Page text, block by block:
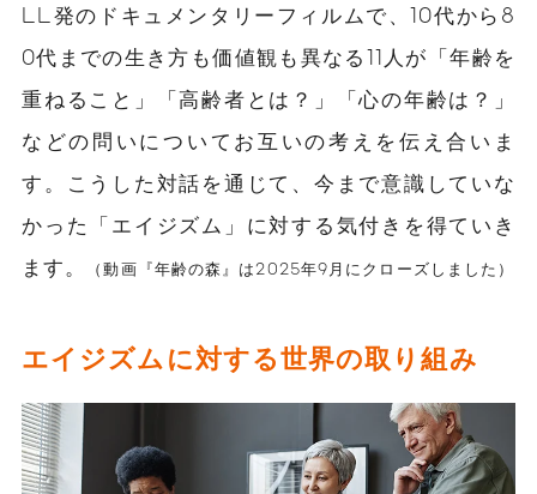
LL発のドキュメンタリーフィルムで、10代から8
0代までの生き方も価値観も異なる11人が「年齢を
重ねること」「高齢者とは？」「心の年齢は？」
などの問いについてお互いの考えを伝え合いま
す。こうした対話を通じて、今まで意識していな
かった「エイジズム」に対する気付きを得ていき
ます。
（動画『年齢の森』は2025年9月にクローズしました）
エイジズムに対する世界の取り組み